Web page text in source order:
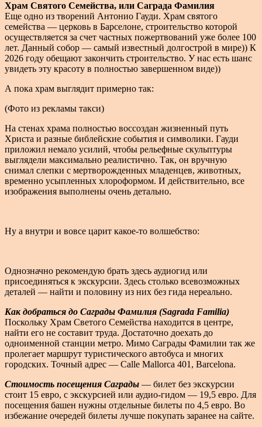
Храм Святого Семейства, или Саграда Фамилия
Еще одно из творений Антонио Гауди. Храм святого
семейства — церковь в Барселоне, строительство которой
осуществляется за счет частных пожертвований уже более 100
лет. Данный собор — самый известный долгострой в мире)) К
2026 году обещают закончить строительство. У нас есть шанс
увидеть эту красоту в полностью завершенном виде))
А пока храм выглядит примерно так:
(Фото из рекламы такси)
На стенах храма полностью воссоздан жизненный путь
Христа и разные библейские события и символики. Гауди
приложил немало усилий, чтобы рельефные скульптуры
выглядели максимально реалистично. Так, он вручную
снимал слепки с мертворожденных младенцев, животных,
временно усыпленных хлороформом. И действительно, все
изображения выполнены очень детально.
Ну а внутри и вовсе царит какое-то волшебство:
Однозначно рекомендую брать здесь аудиогид или
присоединяться к экскурсии. Здесь столько всевозможных
деталей — найти и половину из них без гида нереально.
Как добраться до Саграды Фамилия (Sagrada Familia)
Поскольку Храм Светого Семейства находится в центре,
найти его не составит труда. Достаточно доехать до
одноименной станции метро. Мимо Саграды Фамилии так же
пролегает маршрут туристического автобуса и многих
городских. Точный адрес — Calle Mallorca 401, Barcelona.
Стоимость посещения Саграды — билет без экскурсии
стоит 15 евро, с экскурсией или аудио-гидом — 19,5 евро. Для
посещения башен нужны отдельные билеты по 4,5 евро. Во
избежание очередей билеты лучше покупать заранее на сайте.